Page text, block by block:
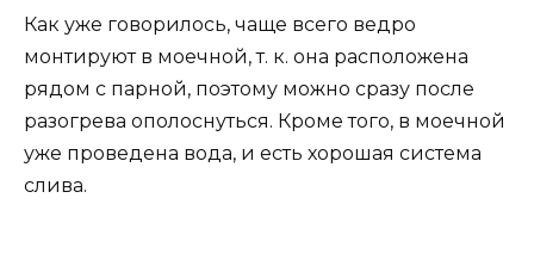
Как уже говорилось, чаще всего ведро
монтируют в моечной, т. к. она расположена
рядом с парной, поэтому можно сразу после
разогрева ополоснуться. Кроме того, в моечной
уже проведена вода, и есть хорошая система
слива.